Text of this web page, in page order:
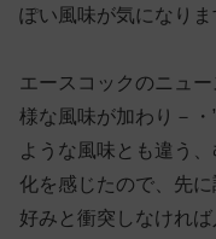
ぽい風味が気になり
エースコックのニュ
様な風味が加わり－
ような風味とも違う
化を感じたので、先
好みと衝突しなけれ